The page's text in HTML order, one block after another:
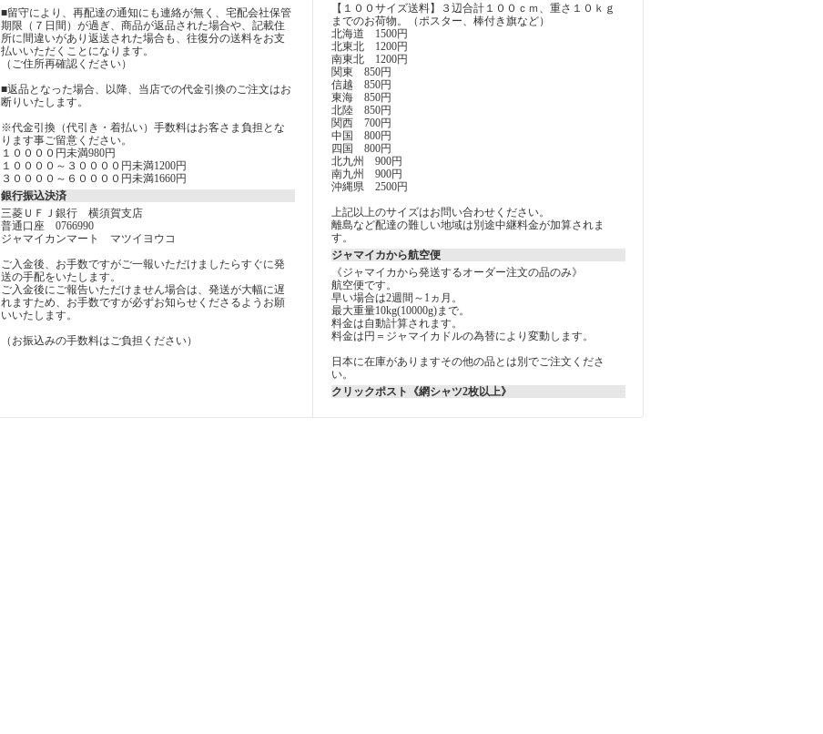
■留守により、再配達の通知にも連絡が無く、宅配会社保管
期限（７日間）が過ぎ、商品が返品された場合や、記載住
所に間違いがあり返送された場合も、往復分の送料をお支
払いいただくことになります。
（ご住所再確認ください）
■返品となった場合、以降、当店での代金引換のご注文はお
断りいたします。
※代金引換（代引き・着払い）手数料はお客さま負担とな
ります事ご留意ください。
１００００円未満980円
１００００～３００００円未満1200円
３００００～６００００円未満1660円
銀行振込決済
三菱ＵＦＪ銀行 横須賀支店
普通口座 0766990
ジャマイカンマート マツイヨウコ
ご入金後、お手数ですがご一報いただけましたらすぐに発
送の手配をいたします。
ご入金後にご報告いただけません場合は、発送が大幅に遅
れますため、お手数ですが必ずお知らせくださるようお願
いいたします。
（お振込みの手数料はご負担ください）
【１００サイズ送料】３辺合計１００ｃｍ、重さ１０ｋｇ
までのお荷物。（ポスター、棒付き旗など）
北海道 1500円
北東北 1200円
南東北 1200円
関東 850円
信越 850円
東海 850円
北陸 850円
関西 700円
中国 800円
四国 800円
北九州 900円
南九州 900円
沖縄県 2500円
上記以上のサイズはお問い合わせください。
離島など配達の難しい地域は別途中継料金が加算されま
す。
ジャマイカから航空便
《ジャマイカから発送するオーダー注文の品のみ》
航空便です。
早い場合は2週間～1ヵ月。
最大重量10kg(10000g)まで。
料金は自動計算されます。
料金は円＝ジャマイカドルの為替により変動します。
日本に在庫がありますその他の品とは別でご注文くださ
い。
クリックポスト《網シャツ2枚以上》